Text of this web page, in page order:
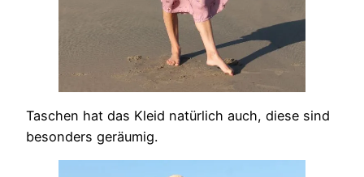
Taschen hat das Kleid natürlich auch, diese sind
besonders geräumig.